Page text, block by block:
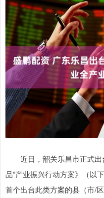
近日，韶关乐昌市正式出
品”产业振兴行动方案》（以
首个出台此类方案的县（市/